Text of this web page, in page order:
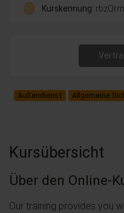
fingerprint Kurskennung:
Außendienst Allgemeine
Kursübersicht
Über den Online-
Our training provides you